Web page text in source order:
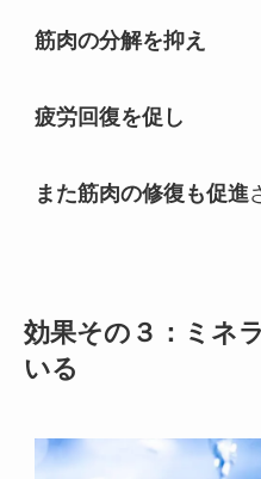
筋肉の分解を抑え
疲労回復を促し
また筋肉の修復も促進
効果その３：ミネ
いる